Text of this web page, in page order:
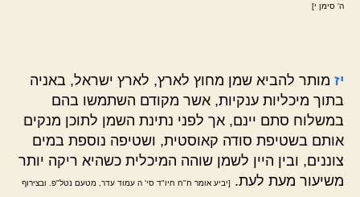
ה' סימן י]
יז מותר להביא שמן מחוץ לארץ, לארץ ישראל, באניה
בתוך מיכליות ענקיות, אשר מקודם השתמשו בהם
במשלוח סתם יינם, אך לפני נתינת השמן לתוכן מנקים
אותם בשטיפת סודה קאוסטית, ושטיפה נוספת במים
צוננים, ובין היין לשמן שוהה המיכלית כשהיא ריקה יותר
משיעור מעת לעת.
[יביע אומר ח"ח חיו"ד סי' ה עמוד עדר, מטעם נטל"פ. ובצירוף